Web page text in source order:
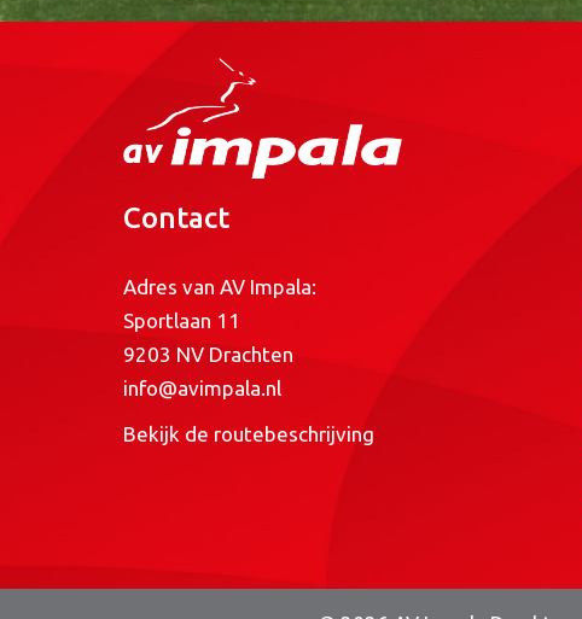
Contact
Adres van AV Impala:
Sportlaan 11
9203 NV Drachten
info@avimpala.nl
Bekijk de routebeschrijving